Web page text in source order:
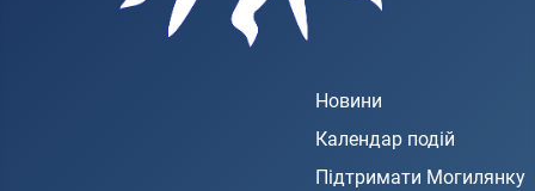
Новини
Календар подій
Підтримати Могилянку